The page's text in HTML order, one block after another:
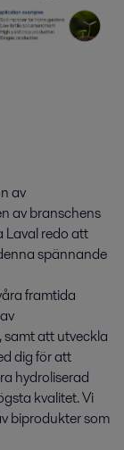
av
av branschens
Laval redo att
spännande
framtida
att utveckla
dig för att
hydroliserad
kvalitet.Vi
biprodukter som